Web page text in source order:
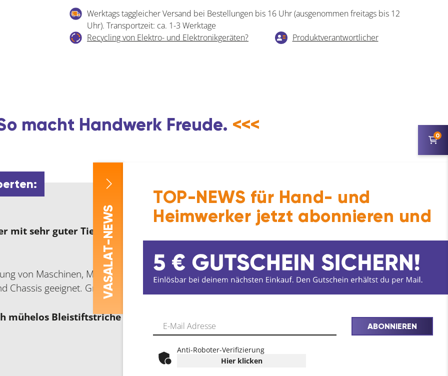
Werktags taggleicher Versand bei Bestellungen bis 16 Uhr (ausgenommen freitags bis 12
Uhr). Transportzeit: ca. 1-3 Werktage
Recycling von Elektro- und Elektronikgeräten?
Produktverantwortlicher
macht Handwerk Freude. <<<
sehr guter Tiefenwirkung. Insbesondere zur Reinigung von Fahrzeugen,
von Maschinen, Motorrädern, Fahrrädern und Mofas entwickelt. Reinigt mühelos und aktiv
geeignet. Greift Gummi, Metalle, Lacke und Kunststoffe nicht an.
mühelos Bleistiftstriche usw.
0
V
ASALAT
-NEWS
TOP-NEWS für Hand- und
Heimwerker jetzt abonnieren und
ABONNIEREN
Anti-Roboter-Verifizierung
Hier klicken